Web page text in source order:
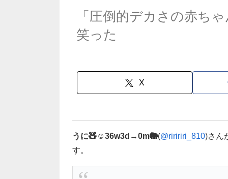
「圧倒的デカさの赤ち
笑った
X
うに🧸☺︎36w3d→0m🐘(@riririri_810)さん
す。